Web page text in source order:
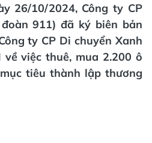
26/10/2024, Công ty CP
911) đã ký biên bản
ty CP Di chuyển Xanh
về việc thuê, mua 2.200 ô
tiêu thành lập thương